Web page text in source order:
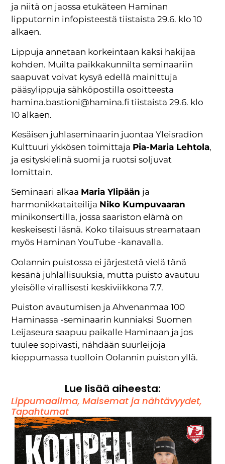
ja niitä on jaossa etukäteen Haminan
lipputornin infopisteestä tiistaista 29.6. klo 10
alkaen.
Lippuja annetaan korkeintaan kaksi hakijaa
kohden. Muilta paikkakunnilta seminaariin
saapuvat voivat kysyä edellä mainittuja
pääsylippuja sähköpostilla osoitteesta
hamina.bastioni@hamina.fi tiistaista 29.6. klo
10 alkaen.
Kesäisen juhlaseminaarin juontaa Yleisradion
Kulttuuri ykkösen toimittaja Pia-Maria Lehtola,
ja esityskielinä suomi ja ruotsi soljuvat
lomittain.
Seminaari alkaa Maria Ylipään ja
harmonikkataiteilija Niko Kumpuvaaran
minikonsertilla, jossa saariston elämä on
keskeisesti läsnä. Koko tilaisuus streamataan
myös Haminan YouTube -kanavalla.
Oolannin puistossa ei järjestetä vielä tänä
kesänä juhlallisuuksia, mutta puisto avautuu
yleisölle virallisesti keskiviikkona 7.7.
Puiston avautumisen ja Ahvenanmaa 100
Haminassa -seminaarin kunniaksi Suomen
Leijaseura saapuu paikalle Haminaan ja jos
tuulee sopivasti, nähdään suurleijoja
kieppumassa tuolloin Oolannin puiston yllä.
Lue lisää aiheesta:
Lippumaailma,Maisemat ja nähtävyydet,
Tapahtumat